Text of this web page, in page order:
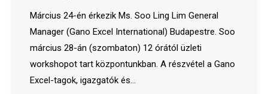
Március 24-én érkezik Ms. Soo Ling Lim General
Manager (Gano Excel International) Budapestre. Soo
március 28-án (szombaton) 12 órától üzleti
workshopot tart központunkban. A részvétel a Gano
Excel-tagok, igazgatók és…